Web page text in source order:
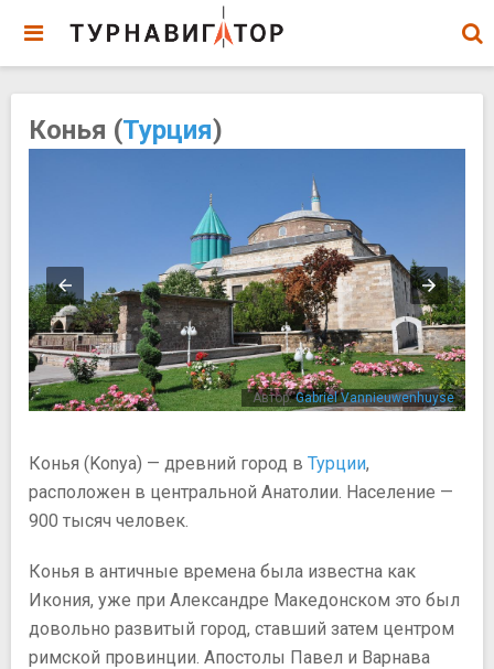
Конья (Турция)
Автор:Gabriel Vannieuwenhuyse
Конья (Konya) — древний город в Турции,
расположен в центральной Анатолии. Население —
900 тысяч человек.
Конья в античные времена была известна как
Икония, уже при Александре Македонском это был
довольно развитый город, ставший затем центром
римской провинции. Апостолы Павел и Варнава